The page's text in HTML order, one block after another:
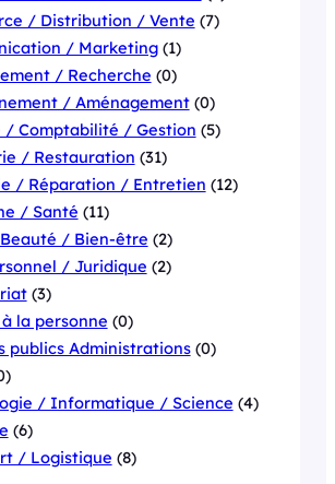
/ Distribution / Vente (7)
/ Marketing(1)
/ Recherche (0)
/ Aménagement(0)
/ Comptabilité / Gestion (5)
/ Restauration (31)
/ Réparation / Entretien (12)
/ Santé (11)
/ Bien-être (2)
/ Juridique (2)
(3)
la personne (0)
publics Administrations(0)
/ Informatique / Science (4)
(6)
/ Logistique (8)